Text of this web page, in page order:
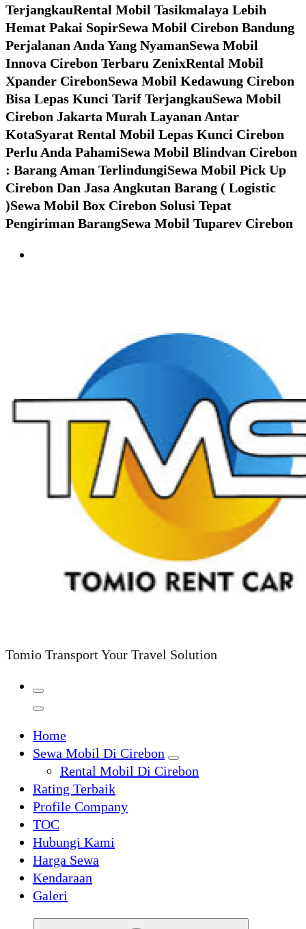
TerjangkauRental Mobil Tasikmalaya Lebih
Hemat Pakai SopirSewa Mobil Cirebon Bandung
Perjalanan Anda Yang NyamanSewa Mobil
Innova Cirebon Terbaru ZenixRental Mobil
Xpander CirebonSewa Mobil Kedawung Cirebon
Bisa Lepas Kunci Tarif TerjangkauSewa Mobil
Cirebon Jakarta Murah Layanan Antar
KotaSyarat Rental Mobil Lepas Kunci Cirebon
Perlu Anda PahamiSewa Mobil Blindvan Cirebon
: Barang Aman TerlindungiSewa Mobil Pick Up
Cirebon Dan Jasa Angkutan Barang ( Logistic
)Sewa Mobil Box Cirebon Solusi Tepat
Pengiriman BarangSewa Mobil Tuparev Cirebon
Tomio Transport Your Travel Solution
Home
Sewa Mobil Di Cirebon
Rental Mobil Di Cirebon
Rating Terbaik
Profile Company
TOC
Hubungi Kami
Harga Sewa
Kendaraan
Galeri